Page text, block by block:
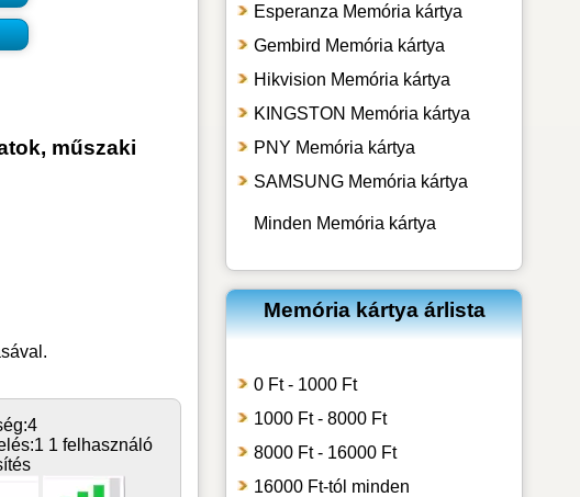
műszaki
4
1 1 felhasználó
Esperanza Memória kártya
Gembird Memória kártya
Hikvision Memória kártya
KINGSTON Memória kártya
PNY Memória kártya
SAMSUNG Memória kártya
Minden Memória kártya
Memória kártya árlista
0 Ft - 1000 Ft
1000 Ft - 8000 Ft
8000 Ft - 16000 Ft
16000 Ft-tól minden